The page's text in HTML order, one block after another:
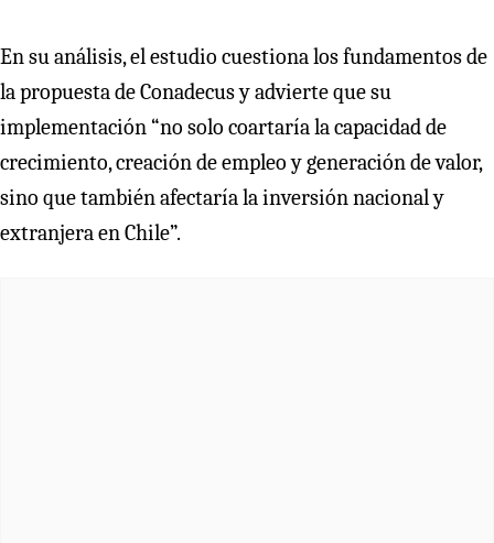
En su análisis, el estudio cuestiona los fundamentos de
la propuesta de Conadecus y advierte que su
implementación “no solo coartaría la capacidad de
crecimiento, creación de empleo y generación de valor,
sino que también afectaría la inversión nacional y
extranjera en Chile”.